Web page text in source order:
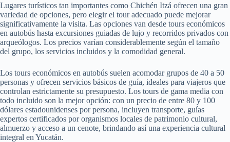
Lugares turísticos tan importantes como Chichén Itzá ofrecen una gran
variedad de opciones, pero elegir el tour adecuado puede mejorar
significativamente la visita. Las opciones van desde tours económicos
en autobús hasta excursiones guiadas de lujo y recorridos privados con
arqueólogos. Los precios varían considerablemente según el tamaño
del grupo, los servicios incluidos y la comodidad general.
Los tours económicos en autobús suelen acomodar grupos de 40 a 50
personas y ofrecen servicios básicos de guía, ideales para viajeros que
controlan estrictamente su presupuesto. Los tours de gama media con
todo incluido son la mejor opción: con un precio de entre 80 y 100
dólares estadounidenses por persona, incluyen transporte, guías
expertos certificados por organismos locales de patrimonio cultural,
almuerzo y acceso a un cenote, brindando así una experiencia cultural
integral en Yucatán.